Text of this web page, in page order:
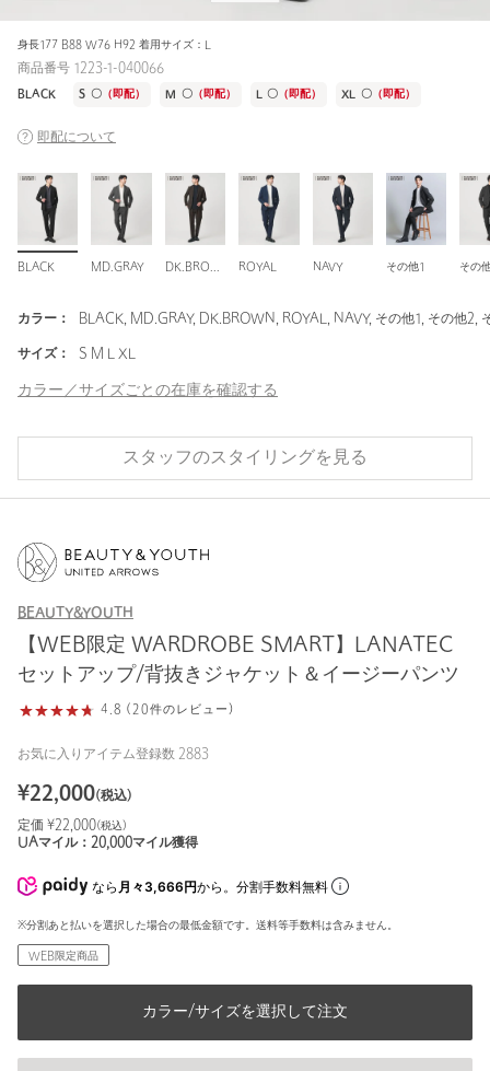
身長177 B88 W76 H92 着用サイズ：L
商品番号 1223-1-040066
BLACK S 〇（即配） M 〇（即配） L 〇 （即配） XL 〇 （即配）
即配について
BLACK MD.GRAY ROYAL NAVY その他1 その
カラー： BLACK, MD.GRAY, DK.BROWN, ROYAL, NAVY, その他1, その他2,
サイズ： S M L XL
カラー／サイズごとの在庫を確認する
スタッフのスタイリングを見る
BEAUTY&YOUTH
【WEB限定 WARDROBE SMART】LANATEC
セットアップ/背抜きジャケット＆イージーパンツ
4.8 (20件のレビュー)
お気に入りアイテム登録数 2883
¥22,000(税込)
定価 ¥22,000(税込)
UAマイル： 20,000マイル獲得
なら 月々3,666円から。分割手数料無料
※分割あと払いを選択した場合の最低金額です。送料等手数料は含みません。
WEB限定商品
カラー/サイズを選択して注文